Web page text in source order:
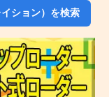
ション）を検索